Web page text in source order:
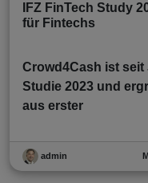
IFZ FinTech Study
für Fintechs
Crowd4Cash ist seit
Studie 2023 und
aus erster
admin